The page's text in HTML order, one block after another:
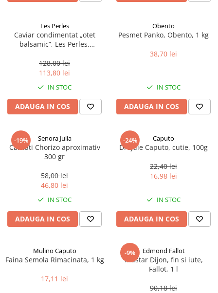
Les Perles
Caviar condimentat „otet
balsamic”, Les Perles,
sferice, 200 g
128,00 lei
113,80 lei
IN STOC
ADAUGA IN COS
Obento
Pesmet Panko, Obento, 1 kg
38,70 lei
IN STOC
ADAUGA IN COS
-19% Senora Julia
Carnati Chorizo aproximativ
300 gr
58,00 lei
46,80 lei
IN STOC
ADAUGA IN COS
-24% Caputo
Drojdie Caputo, cutie, 100g
22,40 lei
16,98 lei
IN STOC
ADAUGA IN COS
Mulino Caputo
Faina Semola Rimacinata, 1 kg
17,11 lei
-9% Edmond Fallot
Mustar Dijon, fin si iute,
Fallot, 1 l
90,18 lei